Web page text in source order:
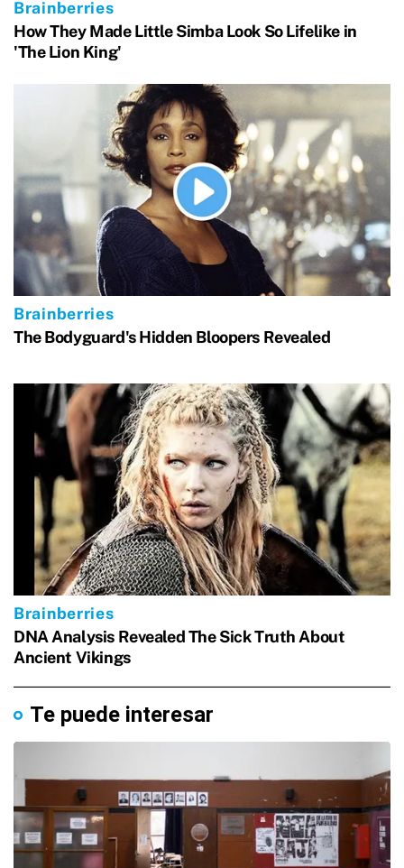
Te puede interesar